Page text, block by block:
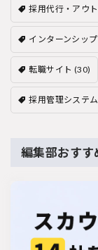
採用代行・アウ
インターンシップ
転職サイト (30)
採用管理システム
編集部おすす